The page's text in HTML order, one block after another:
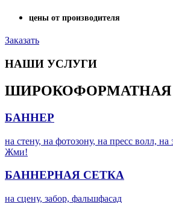
цены от производителя
Заказать
НАШИ УСЛУГИ
ШИРОКОФОРМАТНАЯ
БАННЕР
на стену, на фотозону, на пресс волл, на
Жми!
БАННЕРНАЯ СЕТКА
на сцену, забор, фальшфасад